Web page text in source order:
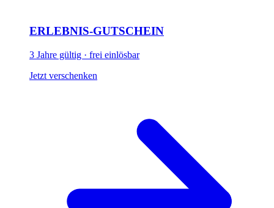
ERLEBNIS-GUTSCHEIN
3 Jahre gültig · frei einlösbar
Jetzt verschenken